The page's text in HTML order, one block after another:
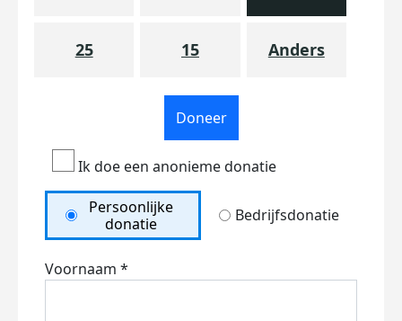
25 15 Anders
Doneer
Ik doe een anonieme donatie
Persoonlijke
donatie
Bedrijfsdonatie
Voornaam *